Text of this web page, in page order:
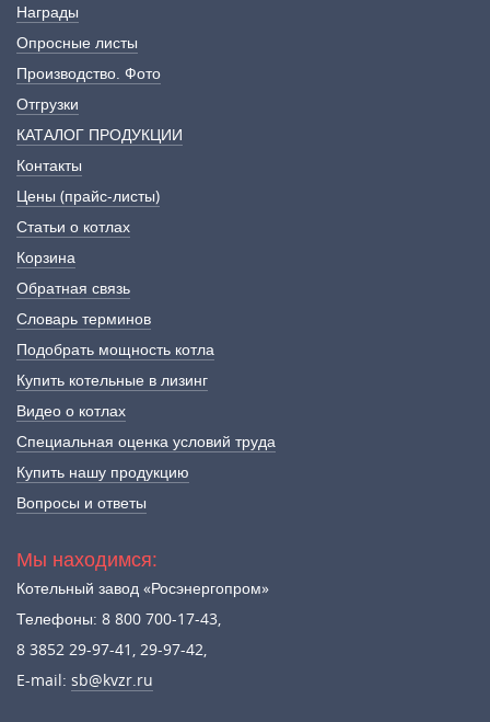
Награды
Опросные листы
Производство. Фото
Отгрузки
КАТАЛОГ ПРОДУКЦИИ
Контакты
Цены (прайс-листы)
Статьи о котлах
Корзина
Обратная связь
Словарь терминов
Подобрать мощность котла
Купить котельные в лизинг
Видео о котлах
Специальная оценка условий труда
Купить нашу продукцию
Вопросы и ответы
Мы находимся:
Котельный завод «Росэнергопром»
Телефоны: 8 800 700-17-43,
8 3852 29-97-41, 29-97-42,
E-mail: sb@kvzr.ru